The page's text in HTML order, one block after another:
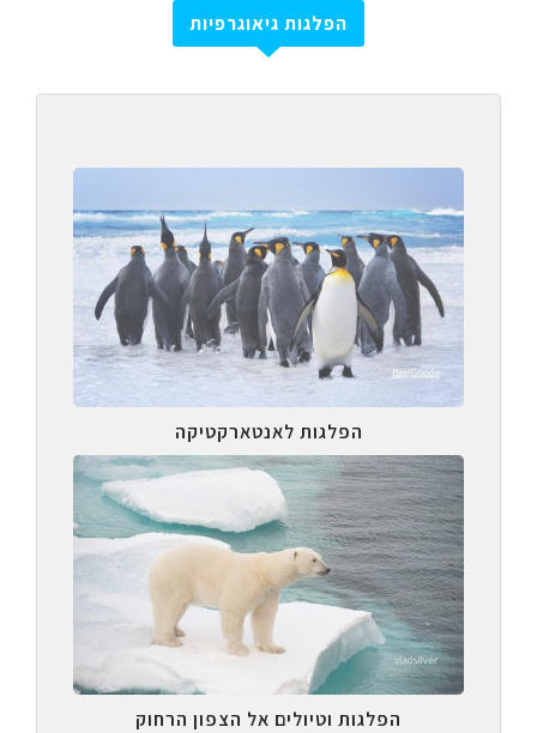
הפלגות גיאוגרפיות
הפלגות לאנטארקטיקה
הפלגות וטיולים אל הצפון הרחוק